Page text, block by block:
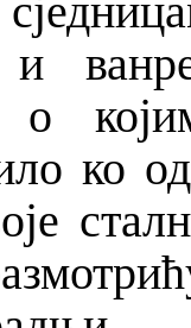
и
о
ко